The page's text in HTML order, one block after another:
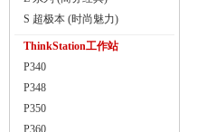
S 超极本 (时尚魅力)
ThinkStation工作站
P340
P348
P350
P360